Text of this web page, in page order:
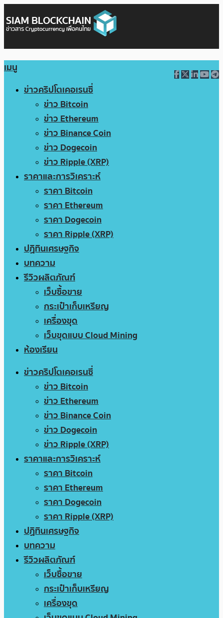
เมนู
ข่าวคริปโตเคอเรนซี่
ข่าว Bitcoin
ข่าว Ethereum
ข่าว Binance Coin
ข่าว Dogecoin
ข่าว Ripple (XRP)
ราคาและการวิเคราะห์
ราคา Bitcoin
ราคา Ethereum
ราคา Dogecoin
ราคา Ripple (XRP)
ปฏิทินเศรษฐกิจ
บทความ
รีวิวผลิตภัณฑ์
เว็บซื้อขาย
กระเป๋าเก็บเหรียญ
เครื่องขุด
เว็บขุดแบบ Cloud Mining
ห้องเรียน
ข่าวคริปโตเคอเรนซี่
ข่าว Bitcoin
ข่าว Ethereum
ข่าว Binance Coin
ข่าว Dogecoin
ข่าว Ripple (XRP)
ราคาและการวิเคราะห์
ราคา Bitcoin
ราคา Ethereum
ราคา Dogecoin
ราคา Ripple (XRP)
ปฏิทินเศรษฐกิจ
บทความ
รีวิวผลิตภัณฑ์
เว็บซื้อขาย
กระเป๋าเก็บเหรียญ
เครื่องขุด